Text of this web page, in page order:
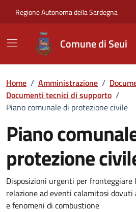
Regione Autonoma della Sardegna
Comune di Seui
Home / Amministrazione /
Documenti tecnici di supporto /
Piano comunale di protezione civile
Piano
protezione
Dettaglio del documento
Disposizioni urgenti per fronteggiare
relazione ad eventi calamitosi
e fenomeni di combustione